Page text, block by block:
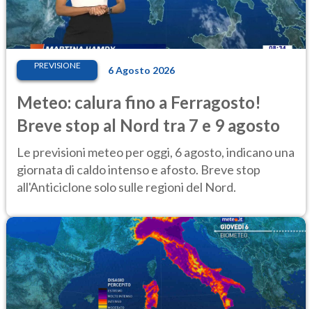
PREVISIONE 6 Agosto 2026
Meteo: calura fino a Ferragosto!
Breve stop al Nord tra 7 e 9 agosto
Le previsioni meteo per oggi, 6 agosto, indicano una
giornata di caldo intenso e afosto. Breve stop
all'Anticiclone solo sulle regioni del Nord.